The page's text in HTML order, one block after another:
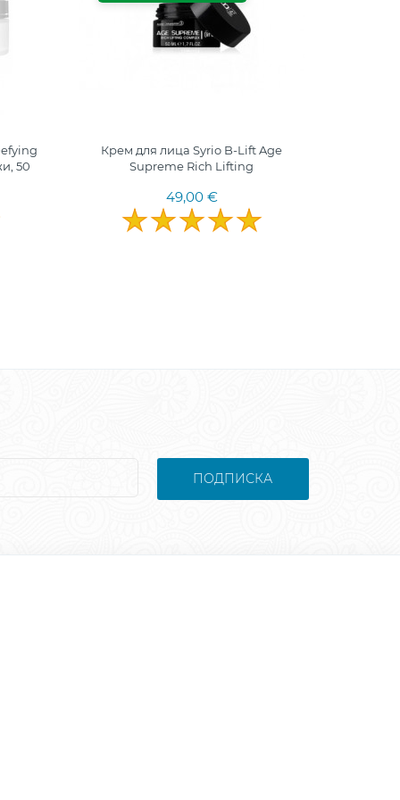
50
Крем для лица Syrio B-Lift Age
Supreme Rich Lifting
49,00 €
ПОДПИСКА